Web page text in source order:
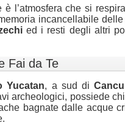
l’atmosfera che si
incancellabile
ed i resti degli altri
Fai da Te
Yucatan, a sud di
archeologici, possiede
bagnate dalle acque